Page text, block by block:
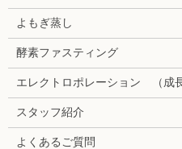
よもぎ蒸し
酵素ファスティング
エレクトロポレーション （成
スタッフ紹介
よくあるご質問